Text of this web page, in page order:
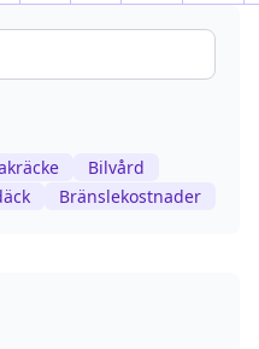
Bilvård
Bränslekostnader